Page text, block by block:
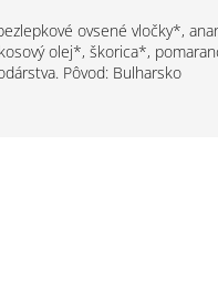
ovsené vločky*,
olej*, škorica*,
Pôvod: Bulharsko